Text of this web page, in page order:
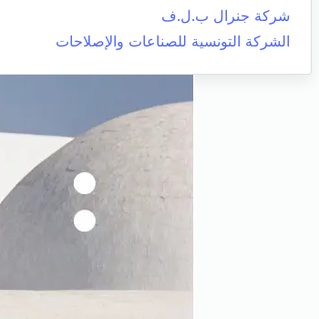
شركة جنرال ب.ل.ف
الشركة التونسية للصناعات والإصلاحات